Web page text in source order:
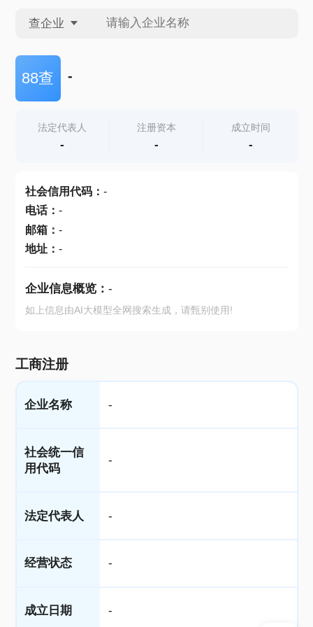
查企业
查企业
查产地
88查 -
法定代表人
-
注册资本
-
成立时间
-
社会信用代码： -
电话： -
邮箱： -
地址： -
企业信息概览： -
如上信息由AI大模型全网搜索生成，请甄别使用!
工商注册
企业名称 -
社会统一信
用代码
-
法定代表人 -
经营状态 -
成立日期 -